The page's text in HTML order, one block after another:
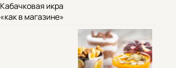
Кабачковая икра
«как в магазине»